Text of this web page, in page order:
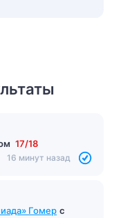
17/18
16 минут назад
Гомер с